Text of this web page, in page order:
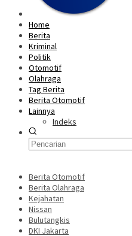
Home
Berita
Kriminal
Politik
Otomotif
Olahraga
Tag Berita
Berita Otomotif
Lainnya
Indeks
Berita Otomotif
Berita Olahraga
Kejahatan
Nissan
Bulutangkis
DKI Jakarta